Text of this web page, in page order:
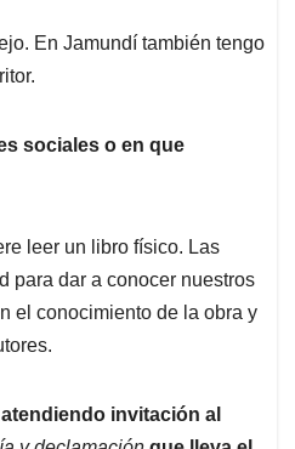
En Jamundí también tengo
sociales o en que
leer un libro físico. Las
para dar a conocer nuestros
el conocimiento de la obra y
invitación al